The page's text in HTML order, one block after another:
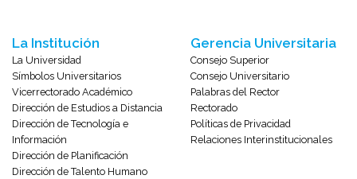
La Institución
La Universidad
Símbolos Universitarios
Vicerrectorado Académico
Dirección de Estudios a Distancia
Dirección de Tecnología e
Información
Dirección de Planificación
Dirección de Talento Humano
Gerencia Universitaria
Consejo Superior
Consejo Universitario
Palabras del Rector
Rectorado
Políticas de Privacidad
Relaciones Interinstitucionales